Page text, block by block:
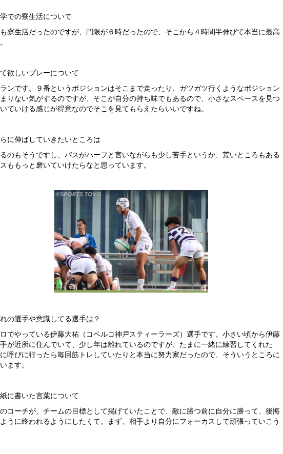
での寮生活について
寮生活だったのですが、門限が６時だったので、そこから４時間半伸びて本当に最高
欲しいプレーについて
ンです。９番というポジションはそこまで走ったり、ガツガツ行くようなポジション
りない気がするのですが、そこが自分の持ち味でもあるので、小さなスペースを見つ
ていける感じが得意なのでそこを見てもらえたらいいですね。
に伸ばしていきたいところは
のもそうですし、パスがハーフと言いながらも少し苦手というか、荒いところもある
ももっと磨いていけたらなと思っています。
の選手や意識してる選手は？
でやっている伊藤大祐（コベルコ神戸スティーラーズ）選手です。小さい頃から伊藤
が近所に住んでいて、少し年は離れているのですが、たまに一緒に練習してくれた
呼びに行ったら毎回筋トレしていたりと本当に努力家だったので、そういうところに
ます。
に書いた言葉について
コーチが、チームの目標として掲げていたことで、敵に勝つ前に自分に勝って、後悔
うに終われるようにしたくて。まず、相手より自分にフォーカスして頑張っていこう